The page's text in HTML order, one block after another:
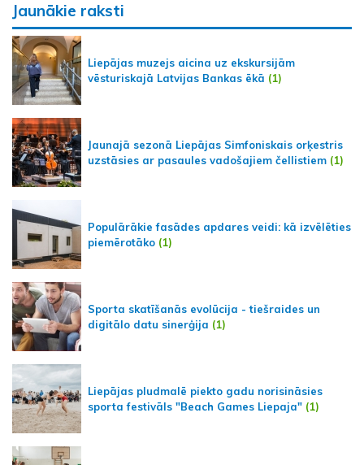
Jaunākie raksti
Liepājas muzejs aicina uz ekskursijām
vēsturiskajā Latvijas Bankas ēkā (1)
Jaunajā sezonā Liepājas Simfoniskais orķestris
uzstāsies ar pasaules vadošajiem čellistiem (1)
Populārākie fasādes apdares veidi: kā izvēlēties
piemērotāko (1)
Sporta skatīšanās evolūcija - tiešraides un
digitālo datu sinerģija (1)
Liepājas pludmalē piekto gadu norisināsies
sporta festivāls "Beach Games Liepaja" (1)